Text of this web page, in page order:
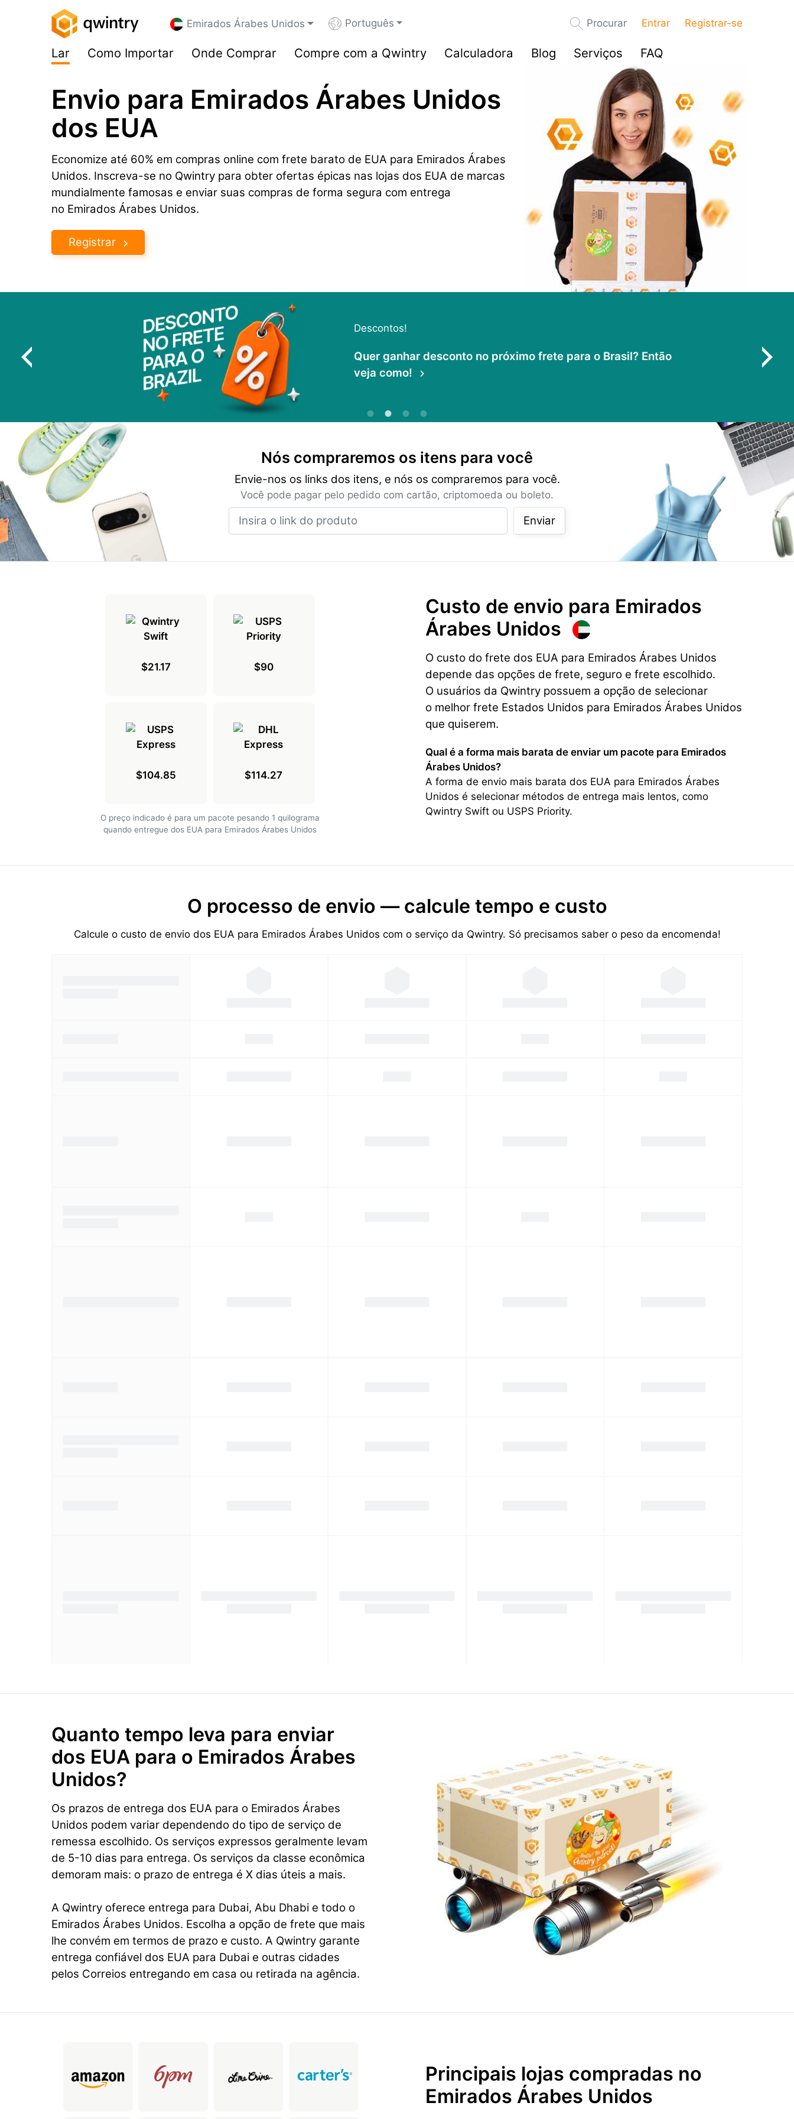
Emirados Árabes Unidos Português Procurar Entrar Registrar-se
Lar Como Importar Onde Comprar Compre com a Qwintry Calculadora Blog Serviços FAQ
Envio para Emirados Árabes Unidos
dos EUA
Economize até 60% em compras online com frete barato de EUA para Emirados Árabes
Unidos. Inscreva-se no Qwintry para obter ofertas épicas nas lojas dos EUA de marcas
mundialmente famosas e enviar suas compras de forma segura com entrega
no Emirados Árabes Unidos.
Registrar
Descontos!
Quer ganhar desconto no próximo frete para o Brasil? Então
veja como!
Nós compraremos os itens para você
Envie-nos os links dos itens, e nós os compraremos para você.
Você pode pagar pelo pedido com cartão, criptomoeda ou boleto.
Enviar
Custo de envio para Emirados
Árabes Unidos
O custo do frete dos EUA para Emirados Árabes Unidos
depende das opções de frete, seguro e frete escolhido.
O usuários da Qwintry possuem a opção de selecionar
o melhor frete Estados Unidos para Emirados Árabes Unidos
que quiserem.
Qual é a forma mais barata de enviar um pacote para Emirados
Árabes Unidos?
A forma de envio mais barata dos EUA para Emirados Árabes
Unidos é selecionar métodos de entrega mais lentos, como
Qwintry Swift ou USPS Priority.
$21.17 $90
$104.85 $114.27
O preço indicado é para um pacote pesando 1 quilograma
quando entregue dos EUA para Emirados Árabes Unidos
O processo de envio — calcule tempo e custo
Calcule o custo de envio dos EUA para Emirados Árabes Unidos com o serviço da Qwintry. Só precisamos saber o peso da encomenda!
Quanto tempo leva para enviar
dos EUA para o Emirados Árabes
Unidos?
Os prazos de entrega dos EUA para o Emirados Árabes
Unidos podem variar dependendo do tipo de serviço de
remessa escolhido. Os serviços expressos geralmente levam
de 5-10 dias para entrega. Os serviços da classe econômica
demoram mais: o prazo de entrega é X dias úteis a mais.
A Qwintry oferece entrega para Dubai, Abu Dhabi e todo o
Emirados Árabes Unidos. Escolha a opção de frete que mais
lhe convém em termos de prazo e custo. A Qwintry garante
entrega confiável dos EUA para Dubai e outras cidades
pelos Correios entregando em casa ou retirada na agência.
Principais lojas compradas no
Emirados Árabes Unidos